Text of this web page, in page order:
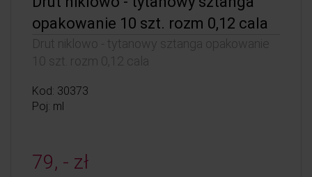
opakowanie 10 szt. rozm 0,12 cala
Drut niklowo - tytanowy sztanga opakowanie
10 szt. rozm 0,12 cala
Kod: 30373
Poj: ml
79, - zł